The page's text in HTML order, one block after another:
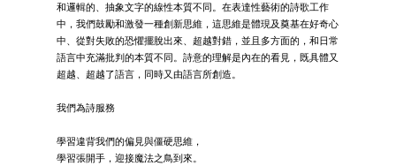
和邏輯的、抽象文字的線性本質不同。在表達性藝術的詩歌工作
中，我們鼓勵和激發一種創新思維，這思維是體現及奠基在好奇心
中、從對失敗的恐懼擺脫出來、超越對錯，並且多方面的，和日常
語言中充滿批判的本質不同。詩意的理解是內在的看見，既具體又
超越、超越了語言，同時又由語言所創造。
我們為詩服務
學習違背我們的偏見與僵硬思維，
學習張開手，迎接魔法之鳥到來。